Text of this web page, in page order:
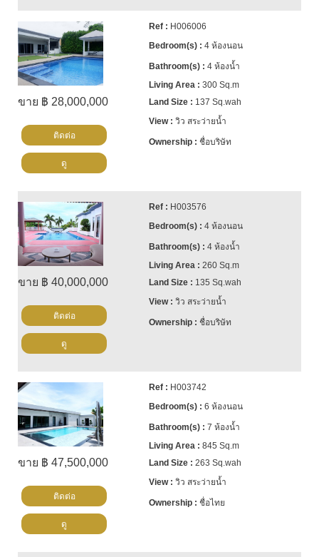
ขาย ฿ 28,000,000
H006006
4 ห้องนอน
4 ห้องน้ำ
300 Sq.m
137 Sq.wah
วิว สระว่ายน้ำ
ชื่อบริษัท
ติดต่อ
ดู
ขาย ฿ 40,000,000
H003576
4 ห้องนอน
4 ห้องน้ำ
260 Sq.m
135 Sq.wah
วิว สระว่ายน้ำ
ชื่อบริษัท
ติดต่อ
ดู
ขาย ฿ 47,500,000
H003742
6 ห้องนอน
7 ห้องน้ำ
845 Sq.m
263 Sq.wah
วิว สระว่ายน้ำ
ชื่อไทย
ติดต่อ
ดู